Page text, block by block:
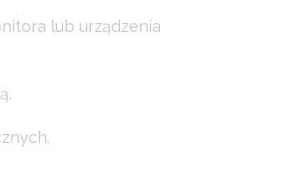
lub urządzenia